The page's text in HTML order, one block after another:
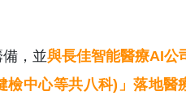
，並與長佳智能醫療AI公
檢中心等共八科)」落地醫